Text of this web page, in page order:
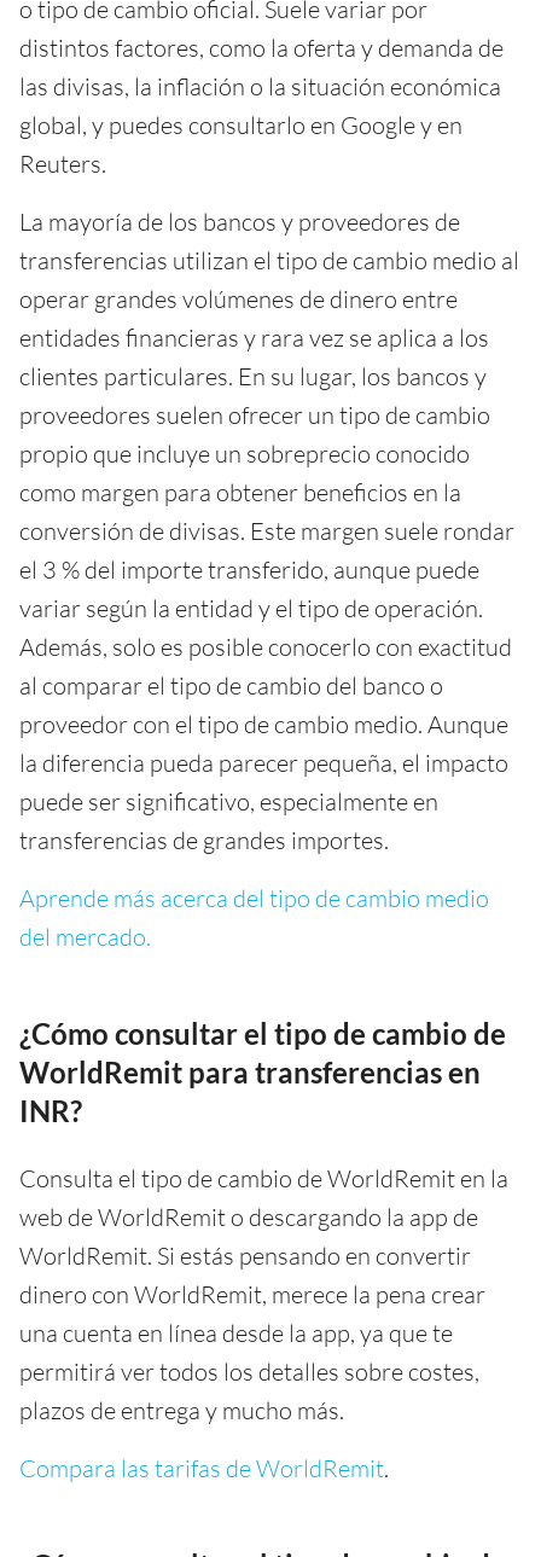
o tipo de cambio oficial. Suele variar por
distintos factores, como la oferta y demanda de
las divisas, la inflación o la situación económica
global, y puedes consultarlo en Google y en
Reuters.
La mayoría de los bancos y proveedores de
transferencias utilizan el tipo de cambio medio al
operar grandes volúmenes de dinero entre
entidades financieras y rara vez se aplica a los
clientes particulares. En su lugar, los bancos y
proveedores suelen ofrecer un tipo de cambio
propio que incluye un sobreprecio conocido
como margen para obtener beneficios en la
conversión de divisas. Este margen suele rondar
el 3 % del importe transferido, aunque puede
variar según la entidad y el tipo de operación.
Además, solo es posible conocerlo con exactitud
al comparar el tipo de cambio del banco o
proveedor con el tipo de cambio medio. Aunque
la diferencia pueda parecer pequeña, el impacto
puede ser significativo, especialmente en
transferencias de grandes importes.
Aprende más acerca del tipo de cambio medio
del mercado.
¿Cómo consultar el tipo de cambio de
WorldRemit para transferencias en
INR?
Consulta el tipo de cambio de WorldRemit en la
web de WorldRemit o descargando la app de
WorldRemit. Si estás pensando en convertir
dinero con WorldRemit, merece la pena crear
una cuenta en línea desde la app, ya que te
permitirá ver todos los detalles sobre costes,
plazos de entrega y mucho más.
Compara las tarifas de WorldRemit.